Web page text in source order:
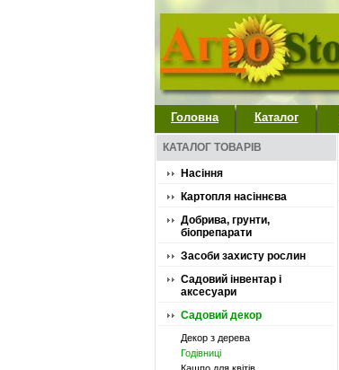
Головна Каталог
КАТАЛОГ ТОВАРІВ
Насіння
Картопля насіннєва
Добрива, грунти,
біопрепарати
Засоби захисту рослин
Садовий інвентар і
аксесуари
Садовий декор
Декор з дерева
Годівниці